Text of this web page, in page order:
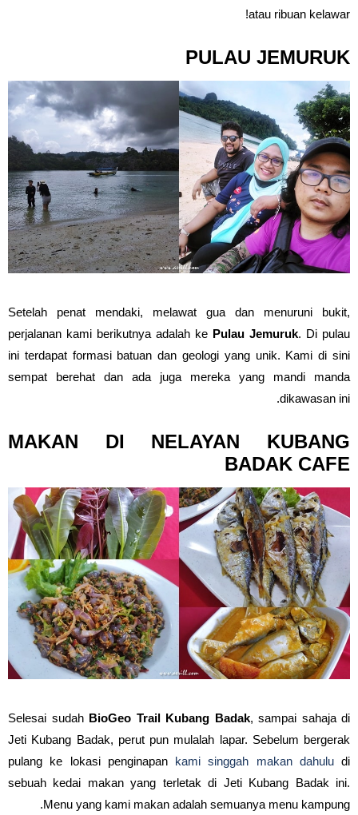
atau ribuan kelawar!
PULAU JEMURUK
Setelah penat mendaki, melawat gua dan menuruni bukit,
perjalanan kami berikutnya adalah ke Pulau Jemuruk. Di pulau
ini terdapat formasi batuan dan geologi yang unik. Kami di sini
sempat berehat dan ada juga mereka yang mandi manda
dikawasan ini.
MAKAN DI NELAYAN KUBANG
BADAK CAFE
Selesai sudah BioGeo Trail Kubang Badak, sampai sahaja di
Jeti Kubang Badak, perut pun mulalah lapar. Sebelum bergerak
pulang ke lokasi penginapan kami singgah makan dahuludi
sebuah kedai makan yang terletak di Jeti Kubang Badak ini.
Menu yang kami makan adalah semuanya menu kampung.